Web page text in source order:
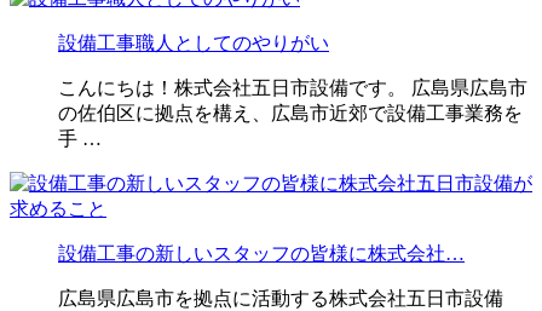
設備工事職人としてのやりがい
こんにちは！株式会社五日市設備です。 広島県広島市
の佐伯区に拠点を構え、広島市近郊で設備工事業務を
手 …
設備工事の新しいスタッフの皆様に株式会社…
広島県広島市を拠点に活動する株式会社五日市設備